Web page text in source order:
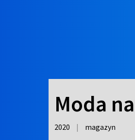
Moda
2020 | magazyn